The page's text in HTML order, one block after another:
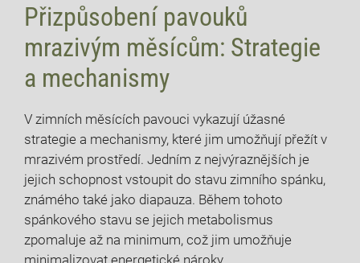
Přizpůsobení pavouků
mrazivým měsícům: Strategie
a mechanismy
V zimních měsících pavouci vykazují úžasné
strategie a mechanismy, které jim umožňují přežít v
mrazivém prostředí. Jedním z nejvýraznějších je
jejich schopnost vstoupit do stavu zimního spánku,
známého také jako diapauza. Během tohoto
spánkového stavu se jejich metabolismus
zpomaluje až na minimum, což jim umožňuje
minimalizovat energetické nároky.